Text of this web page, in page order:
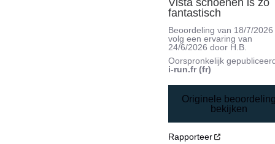
fantastisch
Beoordeling van 18/7/2026
volg een ervaring van
24/6/2026 door H.B.
Oorspronkelijk
i-run.fr (fr)
Originele
bekijken
Rapporteer